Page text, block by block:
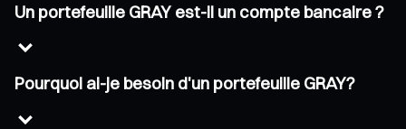
Un portefeuille GRAY est-il un compte bancaire ?
Pourquoi ai-je besoin d'un portefeuille GRAY?